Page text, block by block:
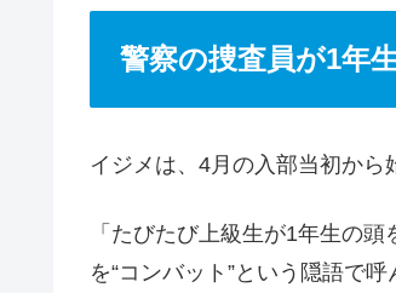
警察の捜査員が1年
イジメは、4月の入部当初から
「たびたび上級生が1年生の
を“コンバット”という隠語で呼